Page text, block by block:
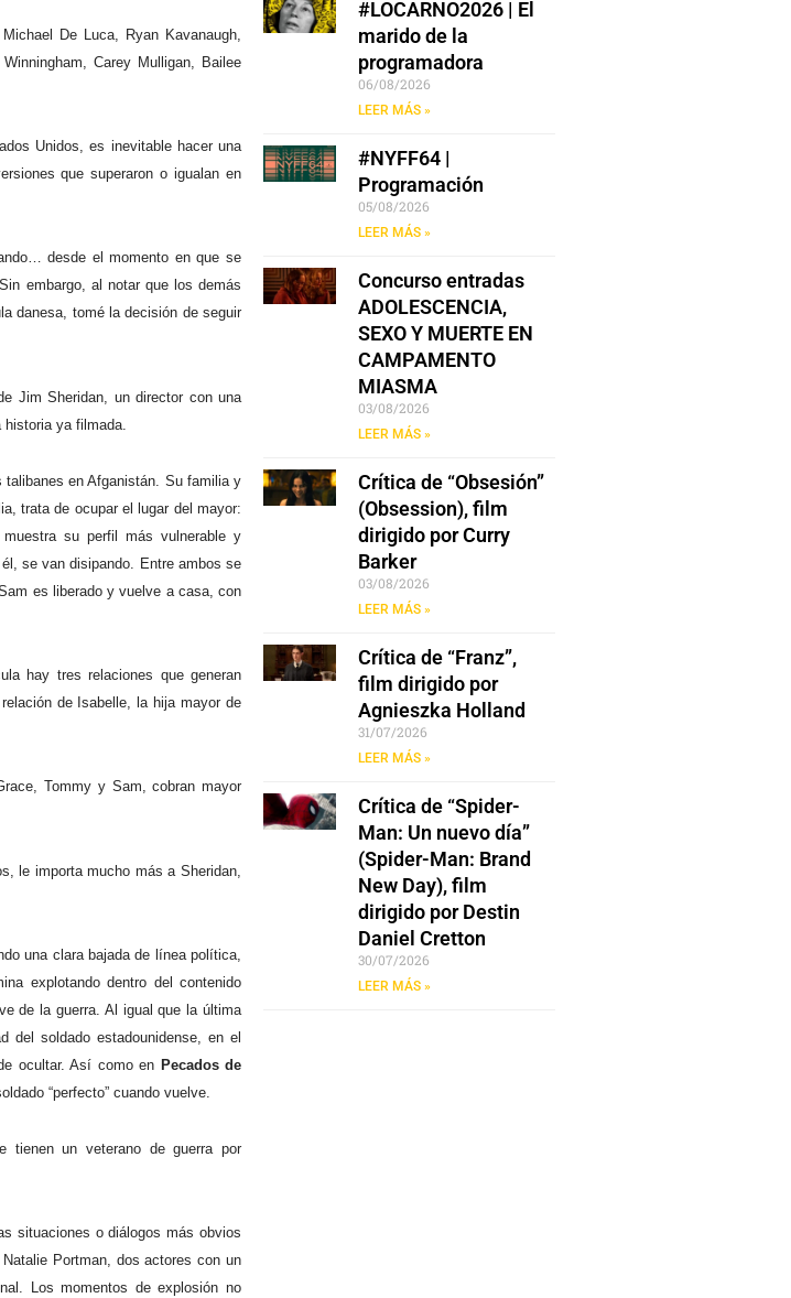
Michael De Luca, Ryan Kavanaugh,
Carey Mulligan, Bailee
Unidos, es inevitable hacer una
que superaron o igualan en
desde el momento en que se
embargo, al notar que los demás
danesa, tomé la decisión de seguir
Jim Sheridan, un director con una
ya filmada.
talibanes en Afganistán. Su familia y
trata de ocupar el lugar del mayor:
su perfil más vulnerable y
se van disipando. Entre ambos se
es liberado y vuelve a casa, con
hay tres relaciones que generan
de Isabelle, la hija mayor de
Tommy y Sam, cobran mayor
le importa mucho más a Sheridan,
una clara bajada de línea política,
explotando dentro del contenido
de la guerra. Al igual que la última
del soldado estadounidense, en el
ocultar. Así como en Pecados de
“perfecto” cuando vuelve.
tienen un veterano de guerra por
situaciones o diálogos más obvios
Portman, dos actores con un
Los momentos de explosión no
#LOCARNO2026 | El
marido de la
programadora
06/08/2026
LEER MÁS »
#NYFF64 |
Programación
05/08/2026
LEER MÁS »
Concurso entradas
ADOLESCENCIA,
SEXO Y MUERTE EN
CAMPAMENTO
MIASMA
03/08/2026
LEER MÁS »
Crítica de “Obsesión”
(Obsession), film
dirigido por Curry
Barker
03/08/2026
LEER MÁS »
Crítica de “Franz”,
film dirigido por
Agnieszka Holland
31/07/2026
LEER MÁS »
Crítica de “Spider-
Man: Un nuevo día”
(Spider-Man: Brand
New Day), film
dirigido por Destin
Daniel Cretton
30/07/2026
LEER MÁS »